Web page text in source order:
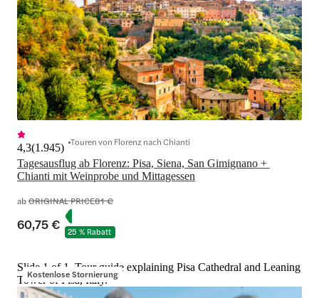
Tagesausflug ab Florenz: Pisa, Siena, San Gimignano +
Chianti mit Weinprobe und Mittagessen
4,3(1.945) Touren von Florenz nach Chianti
abORIGINAL PRICE81 €
60,75 € 25 % Rabatt
Kostenlose Stornierung
Slide 1 of 1, Tour guide explaining Pisa Cathedral and Leaning
Tower of Pisa, Italy.